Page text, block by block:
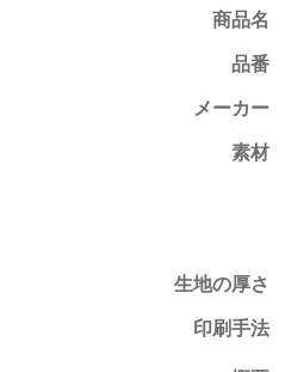
商品名
品番
メーカー
素材
生地の厚さ
印刷手法